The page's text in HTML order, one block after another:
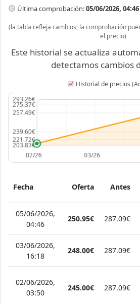
Última comprobación:05/06/2026, 04:46
(la tabla refleja cambios; la comprobación
el precio)
Este historial se actualiza
detectamos cambios
Historial de precios
Fecha Oferta Antes
05/06/2026,
04:46
250.95€ 287.09€
03/06/2026,
16:18
248.00€ 287.09€
02/06/2026,
03:50
245.00€ 287.09€